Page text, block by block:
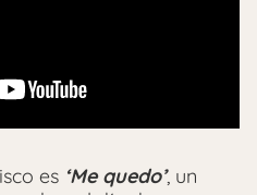
es ‘Me quedo’, un